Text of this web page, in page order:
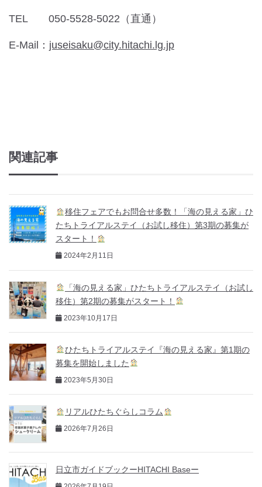
TEL 050-5528-5022（直通）
E-Mail： juseisaku@city.hitachi.lg.jp
関連記事
移住フェアでもお問合せ多数！「海の見える家」ひ
たちトライアルステイ（お試し移住）第3期の募集が
スタート！
2024年2月11日
「海の見える家」ひたちトライアルステイ（お試し
移住）第2期の募集がスタート！
2023年10月17日
ひたちトライアルステイ『海の見える家』第1期の
募集を開始しました
2023年5月30日
リアルひたちぐらしコラム
2026年7月26日
日立市ガイドブックーHITACHI Baseー